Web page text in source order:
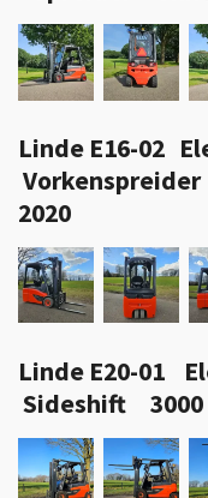
Linde E16-02
2020
Linde E20-01
Sideshift